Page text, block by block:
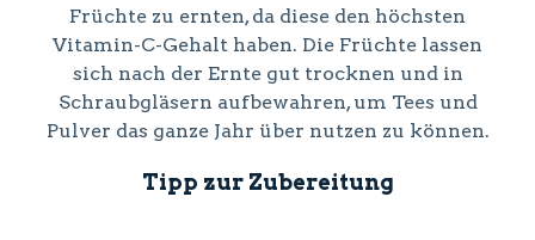
Früchte zu ernten, da diese den höchsten
Vitamin-C-Gehalt haben. Die Früchte lassen
sich nach der Ernte gut trocknen und in
Schraubgläsern aufbewahren, um Tees und
Pulver das ganze Jahr über nutzen zu können.
Tipp zur Zubereitung